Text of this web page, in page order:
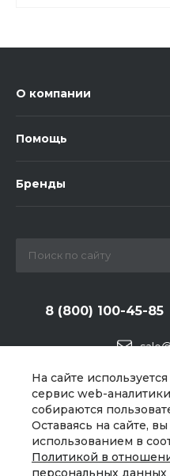
На сайте
сервис web-
собираются
Оставаясь на сайте,
использованием в
Политикой в
персональных данных
О компании
Помощь
Бренды
8 (800) 100-45-85
г. Челябинск,